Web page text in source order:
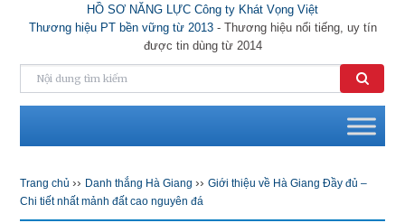
HỒ SƠ NĂNG LỰC Công ty Khát Vọng Việt
Thương hiệu PT bền vững từ 2013- Thương hiệu nổi tiếng, uy tín
được tin dùng từ 2014
Trang chủ ›› Danh thắng Hà Giang ››Giới thiệu về Hà Giang Đầy đủ –
Chi tiết nhất mảnh đất cao nguyên đá